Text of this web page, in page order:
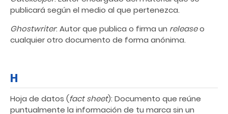
publicará según el medio al que pertenezca.
Ghostwriter: Autor que publica o firma un releaseo
cualquier otro documento de forma anónima.
H
Hoja de datos (fact sheet): Documento que reúne
puntualmente la información de tu marca sin un